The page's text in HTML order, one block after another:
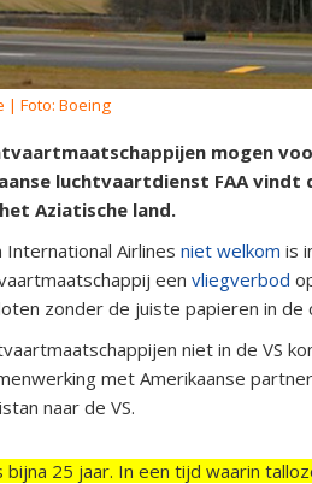
| Foto: Boeing
mogen
luchtvaartdienst FAA
Aziatische land.
Airlines niet welkom is
een vliegverbod
zonder de juiste papieren in de
niet in de VS
met Amerikaanse
naar de VS.
25 jaar. In een tijd waarin